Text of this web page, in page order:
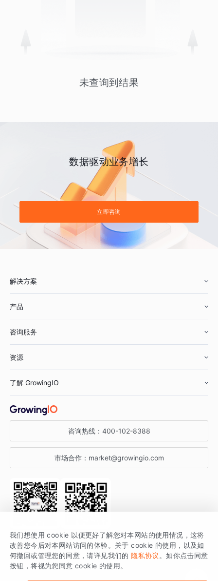
未查询到结果
数据驱动业务增长
立即咨询
解决方案
鞋服行业
汽车行业
金融行业
产品
智能运营
获客分析
咨询服务
资源
增长公开课
增长博客
开发者文档
SDK 文档
场景指南
了解 GrowingIO
关于 GrowingIO
增长大会
行业活动
咨询热线： 400-102-8388
市场合作： market@growingio.com
关注公众号 获取更多干货
GrowingIO 是专注于数据智能分析与增长的品牌，核心平台为 GrowingIO
分析云。
我们想使用 cookie 以便更好了解您对本网站的使用情况，这将
改善您今后对本网站访问的体验。关于 cookie 的使用，以及如
何撤回或管理您的同意，请详见我们的 隐私协议 。如你点击同意
按钮，将视为您同意 cookie 的使用。